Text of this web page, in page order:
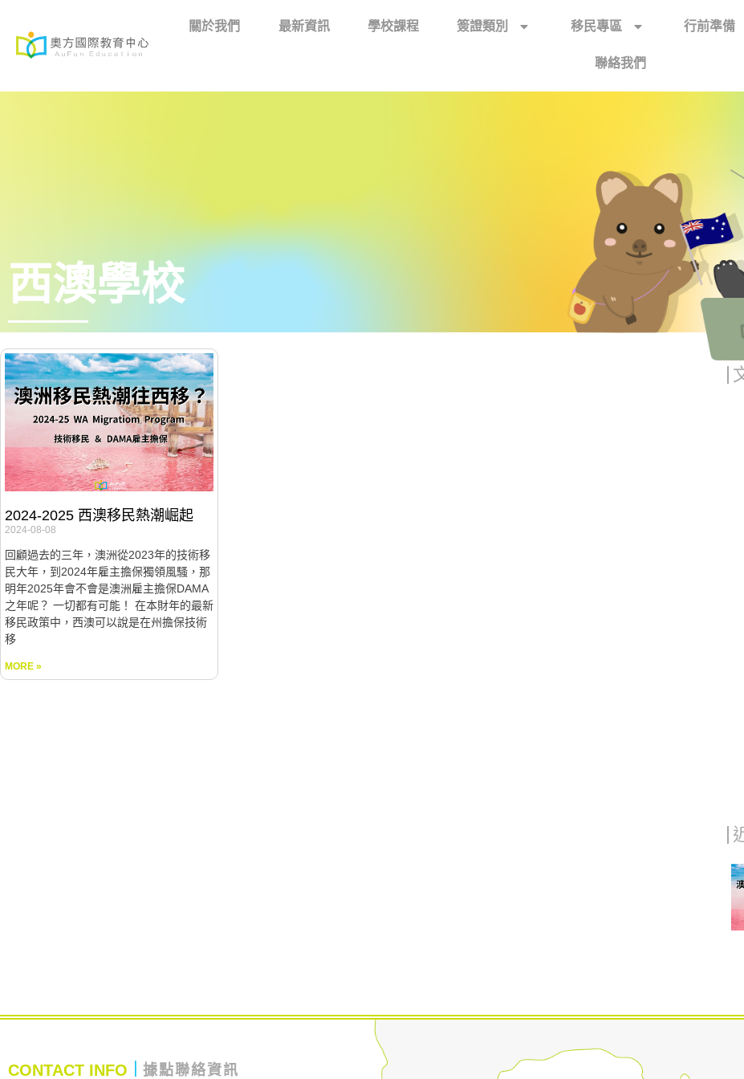
關於我們 最新資訊 學校課程 簽證類別 移民專區 行前準備
聯絡我們
西澳學校
2024-2025 西澳移民熱潮崛起
2024-08-08
回顧過去的三年，澳洲從2023年的技術移
民大年，到2024年雇主擔保獨領風騷，那
明年2025年會不會是澳洲雇主擔保DAMA
之年呢？ 一切都有可能！ 在本財年的最新
移民政策中，西澳可以說是在州擔保技術
移
MORE »
CONTACT INFO 據點聯絡資訊